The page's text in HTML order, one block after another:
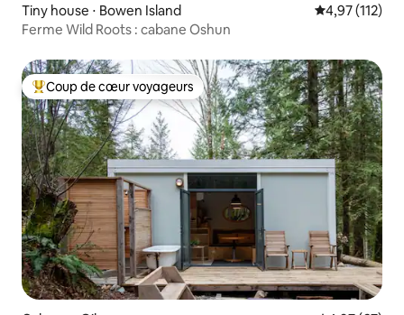
Tiny house ⋅ Bowen Island Évaluation
4,97 (112)
Ferme Wild Roots : cabane Oshun
Coups de cœur voyageurs les plus appréciés
Coup de cœur voyageurs